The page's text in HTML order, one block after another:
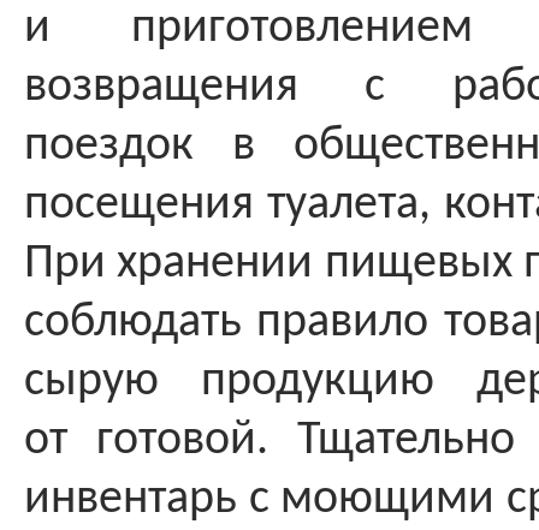
и
возвращения с
поездок в
посещения туалета,
При хранении пищевых
соблюдать правило
сырую продукцию
от готовой.
инвентарь с моющими